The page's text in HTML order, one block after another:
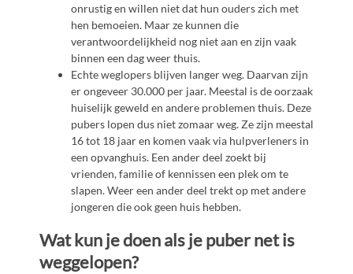
onrustig en willen niet dat hun ouders zich met
hen bemoeien. Maar ze kunnen die
verantwoordelijkheid nog niet aan en zijn vaak
binnen een dag weer thuis.
Echte weglopers blijven langer weg. Daarvan zijn
er ongeveer 30.000 per jaar. Meestal is de oorzaak
huiselijk geweld en andere problemen thuis. Deze
pubers lopen dus niet zomaar weg. Ze zijn meestal
16 tot 18 jaar en komen vaak via hulpverleners in
een opvanghuis. Een ander deel zoekt bij
vrienden, familie of kennissen een plek om te
slapen. Weer een ander deel trekt op met andere
jongeren die ook geen huis hebben.
Wat kun je doen als je puber net is
weggelopen?